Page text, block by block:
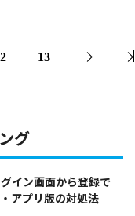
13
グ
イン画面から登録で
アプリ版の対処法